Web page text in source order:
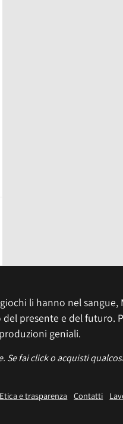
li hanno nel sangue,
presente e del futuro.
geniali.
fai click o acquisti
Etica e trasparenza Contatti